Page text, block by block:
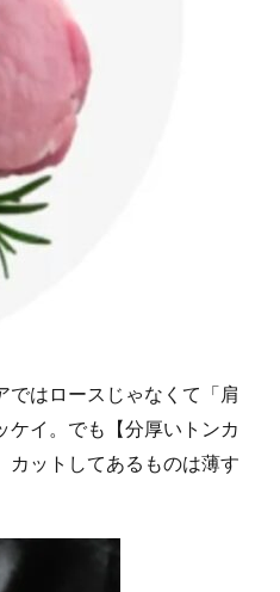
ではロースじゃなくて「肩
ケイ。でも【分厚いトンカ
カットしてあるものは薄す